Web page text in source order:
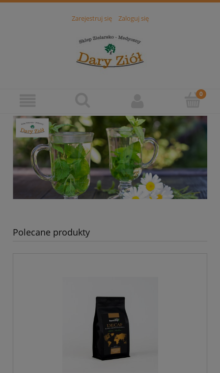
Zarejestruj się Zaloguj się
Polecane produkty